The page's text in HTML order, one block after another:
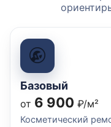
Базовый
от 6 900 ₽/м²
Косметический